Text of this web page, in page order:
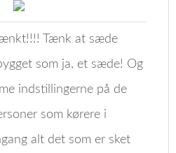
Tænk at sæde
som ja, et sæde! Og
indstillingerne på de
som kørere i
alt det som er sket